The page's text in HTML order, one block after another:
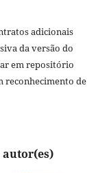
adicionais
da versão do
em repositório
reconhecimento de